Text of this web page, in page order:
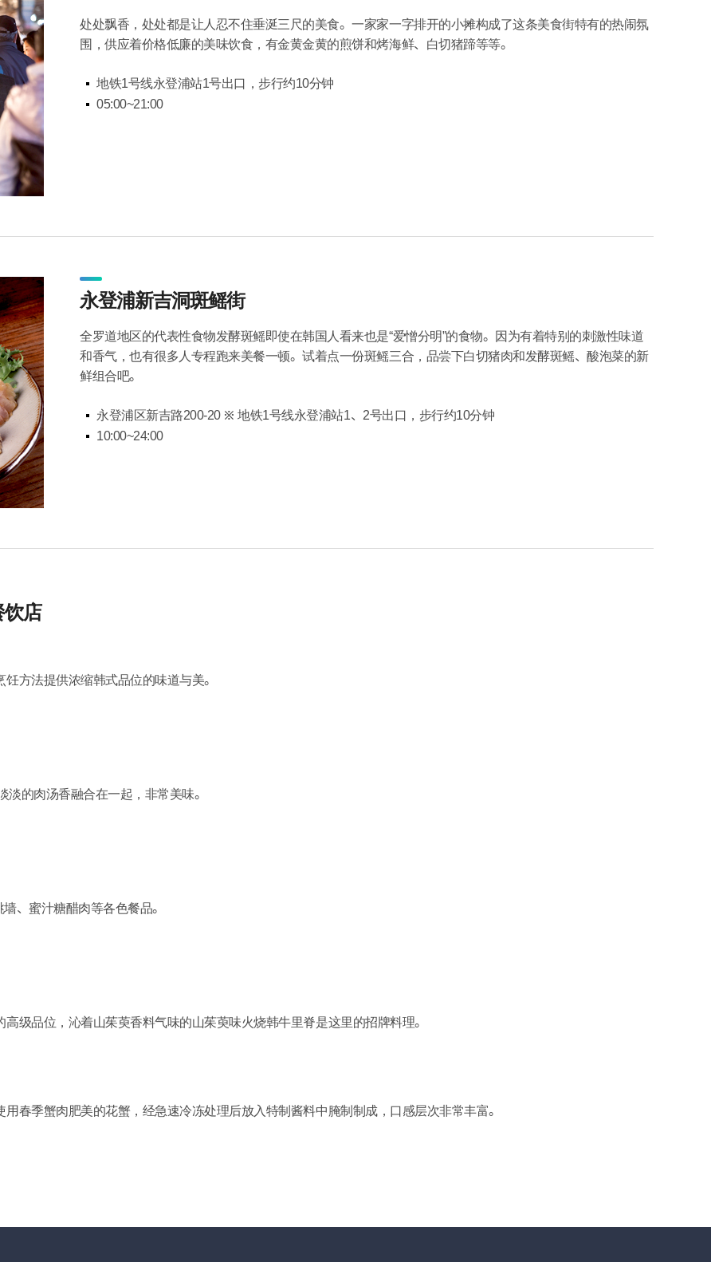
处处飘香，处处都是让人忍不住垂涎三尺的美食。一家家一字排开的小摊构成了这条美食街特有的热闹氛
围，供应着价格低廉的美味饮食，有金黄金黄的煎饼和烤海鲜、白切猪蹄等等。
地铁1号线永登浦站1号出口，步行约10分钟
05:00~21:00
永登浦新吉洞斑鳐街
全罗道地区的代表性食物发酵斑鳐即使在韩国人看来也是“爱憎分明”的食物。因为有着特别的刺激性味道
和香气，也有很多人专程跑来美餐一顿。试着点一份斑鳐三合，品尝下白切猪肉和发酵斑鳐、酸泡菜的新
鲜组合吧。
永登浦区新吉路200-20 ※ 地铁1号线永登浦站1、2号出口，步行约10分钟
10:00~24:00
饮店
方法提供浓缩韩式品位的味道与美。
的肉汤香融合在一起，非常美味。
、蜜汁糖醋肉等各色餐品。
级品位，沁着山茱萸香料气味的山茱萸味火烧韩牛里脊是这里的招牌料理。
春季蟹肉肥美的花蟹，经急速冷冻处理后放入特制酱料中腌制制成，口感层次非常丰富。